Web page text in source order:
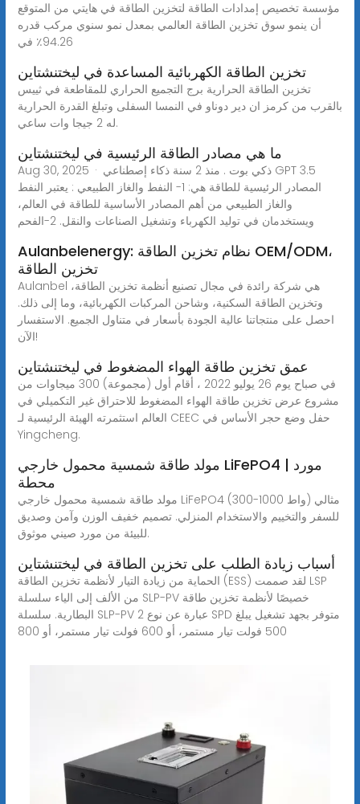
مؤسسة تخصيص إمدادات الطاقة لتخزين الطاقة في هايتي من المتوقع
أن ينمو سوق تخزين الطاقة العالمي بمعدل نمو سنوي مركب قدره
94.26٪ في
تخزين الطاقة الكهربائية المساعدة في ليختنشتاين
تخزين الطاقة الحرارية برج التجميع الحراري للمقاطعة في ثييس
بالقرب من كرمز ان دير دوناو في النمسا السفلى وتبلغ القدرة الحرارية
له 2 جيجا وات ساعي.
ما هي مصادر الطاقة الرئيسية في ليختنشتاين
Aug 30, 2025 · ذكي بوت . منذ 2 سنة ذكاء إصطناعي GPT 3.5
المصادر الرئيسية للطاقة هي: 1- النفط والغاز الطبيعي : يعتبر النفط
والغاز الطبيعي من أهم المصادر الأساسية للطاقة في العالم،
ويستخدمان في توليد الكهرباء وتشغيل الصناعات والنقل. 2-الفحم
Aulanbelenergy: نظام تخزين الطاقة OEM/ODM،
تخزين الطاقة
Aulanbel هي شركة رائدة في مجال تصنيع أنظمة تخزين الطاقة،
وتخزين الطاقة السكنية، وشاحن المركبات الكهربائية، وما إلى ذلك.
احصل على منتجاتنا عالية الجودة بأسعار في متناول الجميع. الاستفسار
الآن!
عمق تخزين طاقة الهواء المضغوط في ليختنشتاين
في صباح يوم 26 يوليو 2022 ، أقام أول (مجموعة) 300 ميجاوات من
مشروع عرض تخزين طاقة الهواء المضغوط للاحتراق غير التكميلي في
العالم استثمرته الهيئة الرئيسية لـ CEEC حفل وضع حجر الأساس في
Yingcheng.
مولد طاقة شمسية محمول خارجي LiFePO4 | مورد
محطة
مولد طاقة شمسية محمول خارجي LiFePO4 (300-1000 واط) مثالي
للسفر والتخييم والاستخدام المنزلي. تصميم خفيف الوزن وآمن وصديق
للبيئة من مورد صيني موثوق.
أسباب زيادة الطلب على تخزين الطاقة في ليختنشتاين
الحماية من زيادة التيار لأنظمة تخزين الطاقة (ESS) لقد صممت LSP
من الألف إلى الياء سلسلة SLP-PV خصيصًا لأنظمة تخزين طاقة
البطارية. سلسلة SLP-PV عبارة عن نوع 2 SPD متوفر بجهد تشغيل يبلغ
500 فولت تيار مستمر، أو 600 فولت تيار مستمر، أو 800